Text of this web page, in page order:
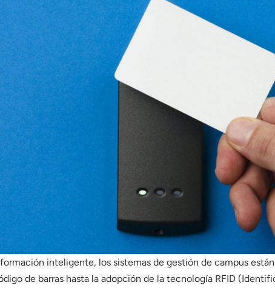
Ελληνικά
Melayu
Polski
แบบไทย
Indonesia
norsk
magyar
inteligente, los sistemas de gestión de campus
de barras hasta la adopción de la tecnología RFID